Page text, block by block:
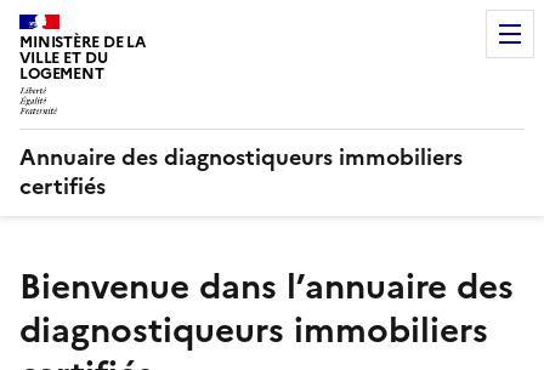
MINISTÈRE DE LA
VILLE ET DU
LOGEMENT
Annuaire des diagnostiqueurs immobiliers
certifiés
Bienvenue dans l’annuaire des
diagnostiqueurs immobiliers